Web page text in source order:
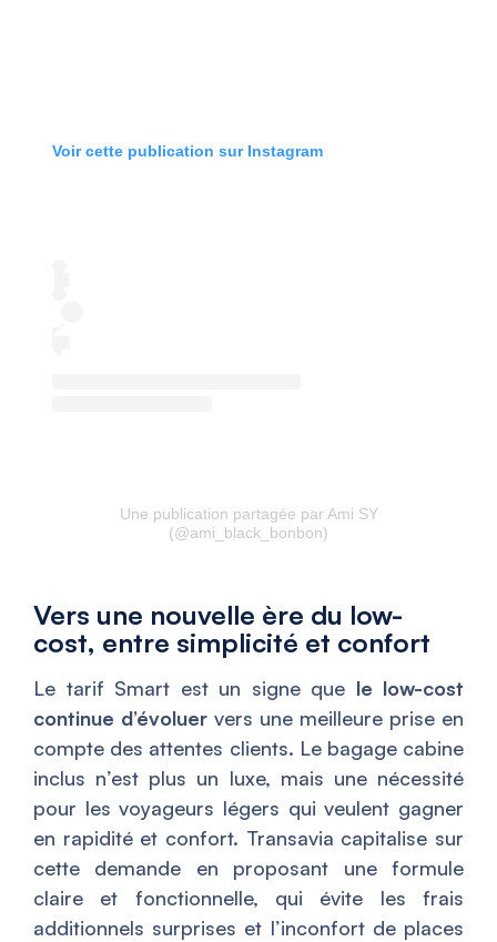
Voir cette publication sur Instagram
Une publication partagée par Ami SY
(@ami_black_bonbon)
Vers une nouvelle ère du low-
cost, entre simplicité et confort
Le tarif Smart est un signe que le low-cost
continue d’évoluer vers une meilleure prise en
compte des attentes clients. Le bagage cabine
inclus n’est plus un luxe, mais une nécessité
pour les voyageurs légers qui veulent gagner
en rapidité et confort. Transavia capitalise sur
cette demande en proposant une formule
claire et fonctionnelle, qui évite les frais
additionnels surprises et l’inconfort de places